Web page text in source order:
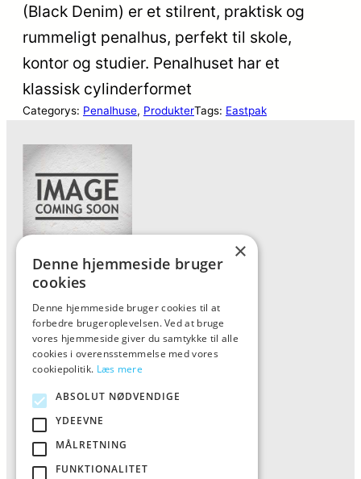
(Black Denim) er et stilrent, praktisk og
rummeligt penalhus, perfekt til skole,
kontor og studier. Penalhuset har et
klassisk cylinderformet
Categorys: Penalhuse, ProdukterTags: Eastpak
Forside
Vis alle produkter
Kontakt
Oversigt artikler
ALFA
Tlf: 7876 8672
Mail:info@al-fa.dk
×
Denne hjemmeside bruger
cookies
Denne hjemmeside bruger cookies til at
forbedre brugeroplevelsen. Ved at bruge
vores hjemmeside giver du samtykke til alle
cookies i overensstemmelse med vores
cookiepolitik. Læs mere
ABSOLUT NØDVENDIGE
YDEEVNE
MÅLRETNING
FUNKTIONALITET